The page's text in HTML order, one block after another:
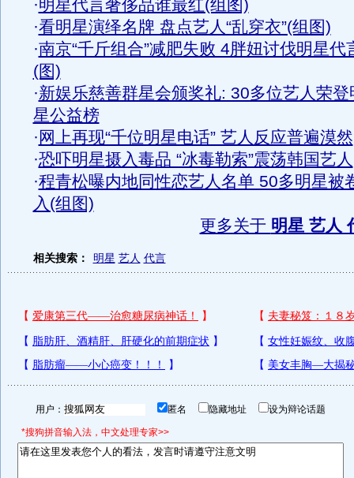
·明星代言奢侈品谁最红(组图)
·看明星演绎名牌 盘点艺人“乱穿衣”(组图)
·南京“千斤组合”减肥失败 4胖妞讨伐明星代
(图)
·新娱乐慈善群星会颁奖礼: 30多位艺人荣登
星公益榜
· 网上再现“千位明星电话” 艺人反应普遍漠然
·恐吓明星摄入毒品 “冰毒勒索”震荡韩国艺人
·程青松曝内地同性恋艺人名单 50多明星被
入(组图)
更多关于 明星 艺人
相关搜索： 明星 艺人 代言
用户： 匿名 隐藏地址 设为辩论话题
*搜狗拼音输入法，中文处理专家>>